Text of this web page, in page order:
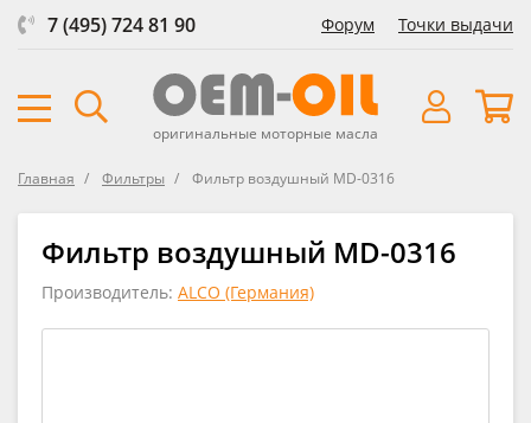
7 (495) 724 81 90 Форум Точки выдачи
оригинальные моторные масла
Главная Фильтры Фильтр воздушный MD-0316
Фильтр воздушный MD-0316
Производитель: ALCO (Германия)